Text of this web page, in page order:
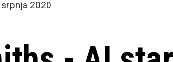
2020